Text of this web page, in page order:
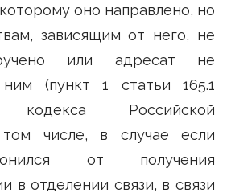
оно направлено, но
зависящим от него, не
или адресат не
(пункт 1 статьи 165.1
кодекса Российской
числе, в случае если
от получения
в отделении связи, в связи